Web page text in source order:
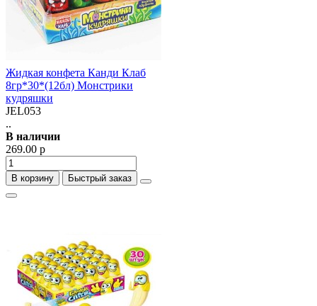
Жидкая конфета Канди Клаб
8гр*30*(12бл) Монстрики
кудряшки
JEL053
..
В наличии
269.00 р
В корзину Быстрый заказ